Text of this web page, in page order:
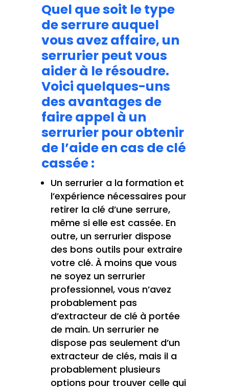
Quel que soit le type
de serrure auquel
vous avez affaire, un
serrurier peut vous
aider à le résoudre.
Voici quelques-uns
des avantages de
faire appel à un
serrurier pour obtenir
de l’aide en cas de clé
cassée :
Un serrurier a la formation et
l’expérience nécessaires pour
retirer la clé d’une serrure,
même si elle est cassée. En
outre, un serrurier dispose
des bons outils pour extraire
votre clé. À moins que vous
ne soyez un serrurier
professionnel, vous n’avez
probablement pas
d’extracteur de clé à portée
de main. Un serrurier ne
dispose pas seulement d’un
extracteur de clés, mais il a
probablement plusieurs
options pour trouver celle qui